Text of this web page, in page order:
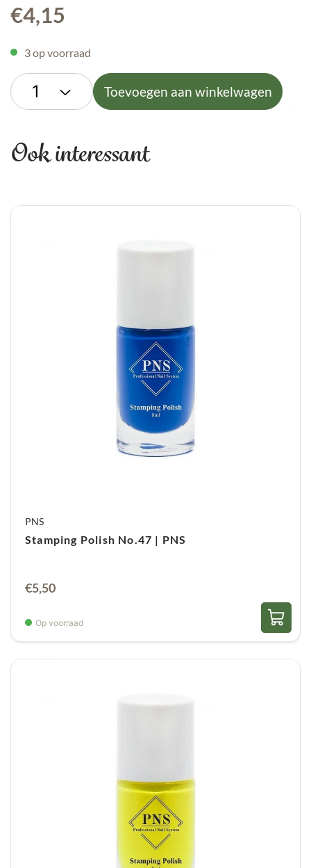
€4,15
3 op voorraad
Toevoegen aan winkelwagen
Ook interessant
PNS
Stamping Polish No.47 | PNS
€5,50
Op voorraad